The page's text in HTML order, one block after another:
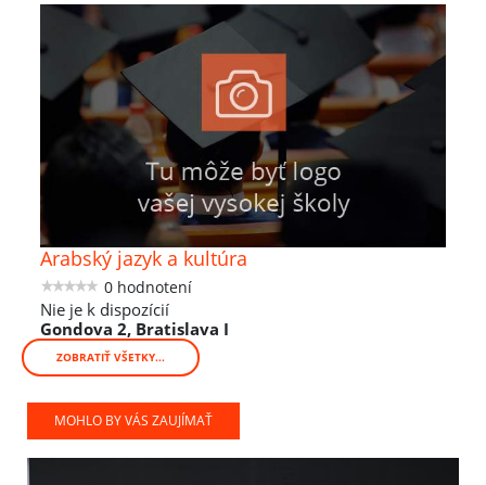
Arabský jazyk a kultúra
0 hodnotení
Nie je k dispozícií
Gondova 2, Bratislava I
ZOBRATIŤ VŠETKY...
MOHLO BY VÁS ZAUJÍMAŤ